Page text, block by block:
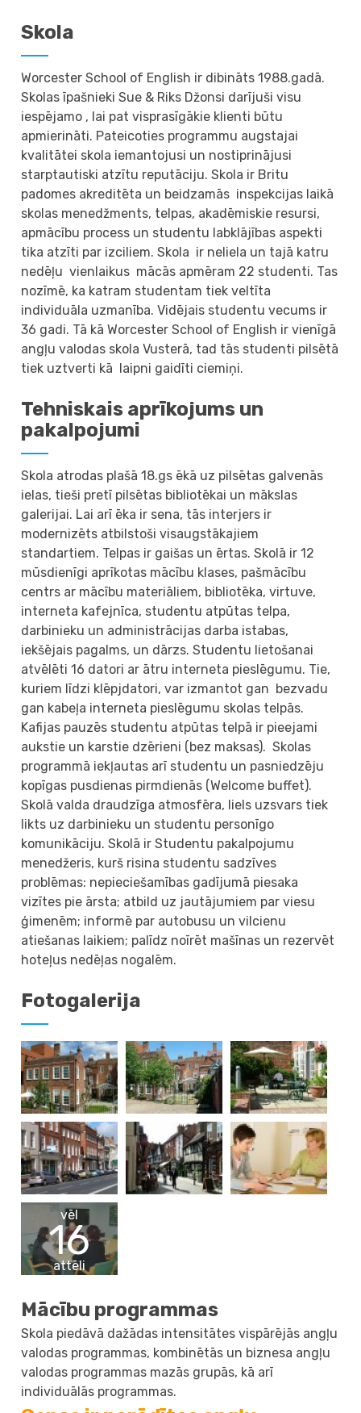
Skola
Worcester School of English ir dibināts 1988.gadā.
Skolas īpašnieki Sue & Riks Džonsi darījuši visu
iespējamo , lai pat visprasīgākie klienti būtu
apmierināti. Pateicoties programmu augstajai
kvalitātei skola iemantojusi un nostiprinājusi
starptautiski atzītu reputāciju. Skola ir Britu
padomes akreditēta un beidzamās inspekcijas laikā
skolas menedžments, telpas, akadēmiskie resursi,
apmācību process un studentu labklājības aspekti
tika atzīti par izciliem. Skola ir neliela un tajā katru
nedēļu vienlaikus mācās apmēram 22 studenti. Tas
nozīmē, ka katram studentam tiek veltīta
individuāla uzmanība. Vidējais studentu vecums ir
36 gadi. Tā kā Worcester School of English ir vienīgā
angļu valodas skola Vusterā, tad tās studenti pilsētā
tiek uztverti kā laipni gaidīti ciemiņi.
Tehniskais aprīkojums un
pakalpojumi
Skola atrodas plašā 18.gs ēkā uz pilsētas galvenās
ielas, tieši pretī pilsētas bibliotēkai un mākslas
galerijai. Lai arī ēka ir sena, tās interjers ir
modernizēts atbilstoši visaugstākajiem
standartiem. Telpas ir gaišas un ērtas. Skolā ir 12
mūsdienīgi aprīkotas mācību klases, pašmācību
centrs ar mācību materiāliem, bibliotēka, virtuve,
interneta kafejnīca, studentu atpūtas telpa,
darbinieku un administrācijas darba istabas,
iekšējais pagalms, un dārzs. Studentu lietošanai
atvēlēti 16 datori ar ātru interneta pieslēgumu. Tie,
kuriem līdzi klēpjdatori, var izmantot gan bezvadu
gan kabeļa interneta pieslēgumu skolas telpās.
Kafijas pauzēs studentu atpūtas telpā ir pieejami
aukstie un karstie dzērieni (bez maksas). Skolas
programmā iekļautas arī studentu un pasniedzēju
kopīgas pusdienas pirmdienās (Welcome buffet).
Skolā valda draudzīga atmosfēra, liels uzsvars tiek
likts uz darbinieku un studentu personīgo
komunikāciju. Skolā ir Studentu pakalpojumu
menedžeris, kurš risina studentu sadzīves
problēmas: nepieciešamības gadījumā piesaka
vizītes pie ārsta; atbild uz jautājumiem par viesu
ģimenēm; informē par autobusu un vilcienu
atiešanas laikiem; palīdz noīrēt mašīnas un rezervēt
hoteļus nedēļas nogalēm.
Fotogalerija
vēl
16
attēli
Mācību programmas
Skola piedāvā dažādas intensitātes vispārējās angļu
valodas programmas, kombinētās un biznesa angļu
valodas programmas mazās grupās, kā arī
individuālās programmas.